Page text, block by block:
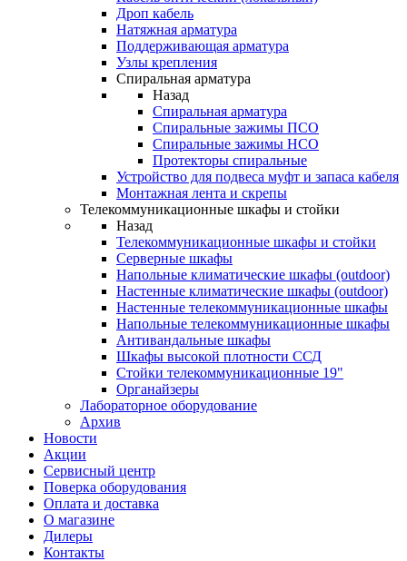
Дроп кабель
Натяжная арматура
Поддерживающая арматура
Узлы крепления
Спиральная арматура
Назад
Спиральная арматура
Спиральные зажимы ПСО
Спиральные зажимы НСО
Протекторы спиральные
Устройство для подвеса муфт и запаса кабеля
Монтажная лента и скрепы
Телекоммуникационные шкафы и стойки
Назад
Телекоммуникационные шкафы и стойки
Серверные шкафы
Напольные климатические шкафы (outdoor)
Настенные климатические шкафы (outdoor)
Настенные телекоммуникационные шкафы
Напольные телекоммуникационные шкафы
Антивандальные шкафы
Шкафы высокой плотности ССД
Стойки телекоммуникационные 19"
Органайзеры
Лабораторное оборудование
Архив
Новости
Акции
Сервисный центр
Поверка оборудования
Оплата и доставка
О магазине
Дилеры
Контакты